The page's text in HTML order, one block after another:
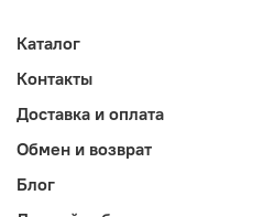
Каталог
Контакты
Доставка и оплата
Обмен и возврат
Блог